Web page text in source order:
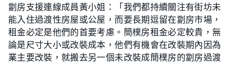
0
.
5
7
%
劏房支援連線成員黃小姐：「我們都持續關注有街坊未
能入住過渡性房屋或公屋，而要長期逗留在劏房市場，
租金必定是他們的首要考慮。簡樸房租金必定較貴，無
論是尺寸大小或改裝成本，他們有機會在改裝期內因為
業主要改裝，就搬去另一個未改裝成簡樸房的劏房過渡